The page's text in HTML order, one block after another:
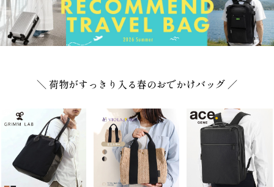
＼ 荷物がすっきり入る春のおでかけバッグ ／